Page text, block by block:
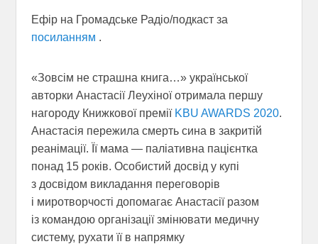
Ефір на Громадське Радіо/подкаст за
посиланням .
«Зовсім не страшна книга…» української
авторки Анастасії Леухіної отримала першу
нагороду Книжкової преміїKBU AWARDS 2020.
Анастасія пережила смерть сина в закритій
реанімації. Її мама — паліативна пацієнтка
понад 15 років. Особистий досвід у купі
з досвідом викладання переговорів
і миротворчості допомагає Анастасії разом
із командою організації змінювати медичну
систему, рухати її в напрямку